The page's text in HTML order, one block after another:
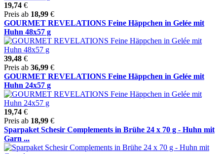
19,74 €
Preis ab 18,99 €
GOURMET REVELATIONS Feine Häppchen in Gelée mit
Huhn 48x57 g
39,48 €
Preis ab 36,99 €
GOURMET REVELATIONS Feine Häppchen in Gelée mit
Huhn 24x57 g
19,74 €
Preis ab 18,99 €
Sparpaket Schesir Complements in Brühe 24 x 70 g - Huhn mit
Garn ...